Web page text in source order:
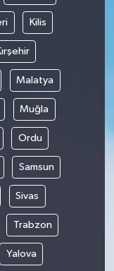
Kilis
Malatya
Muğla
Ordu
Samsun
Sivas
Trabzon
Yalova